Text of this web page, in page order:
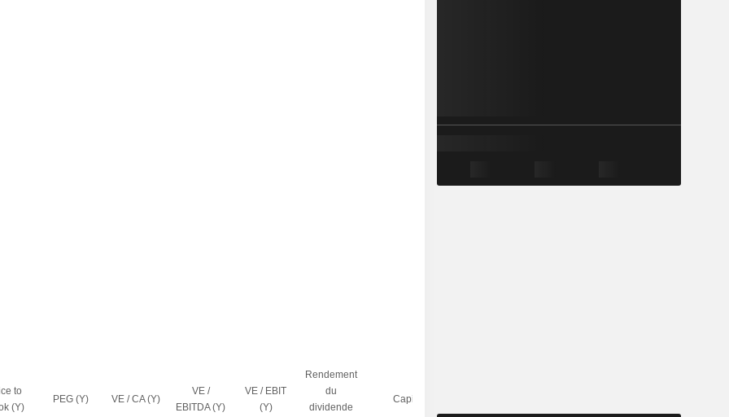
to
(Y)
PEG (Y) VE / CA (Y)
VE /
EBITDA (Y)
VE / EBIT
(Y)
Rendement
du
dividende
Capi.($)